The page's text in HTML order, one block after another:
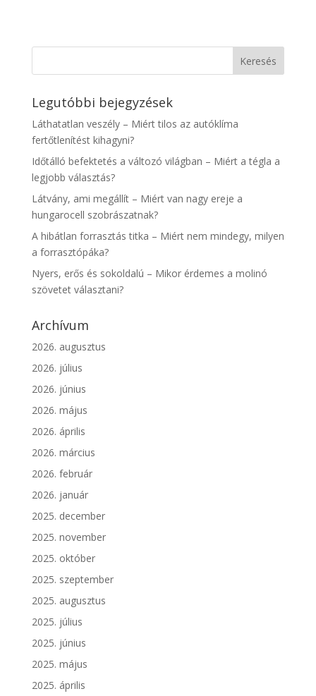
Legutóbbi bejegyzések
Láthatatlan veszély – Miért tilos az autóklíma
fertőtlenítést kihagyni?
Időtálló befektetés a változó világban – Miért a tégla a
legjobb választás?
Látvány, ami megállít – Miért van nagy ereje a
hungarocell szobrászatnak?
A hibátlan forrasztás titka – Miért nem mindegy, milyen
a forrasztópáka?
Nyers, erős és sokoldalú – Mikor érdemes a molinó
szövetet választani?
Archívum
2026. augusztus
2026. július
2026. június
2026. május
2026. április
2026. március
2026. február
2026. január
2025. december
2025. november
2025. október
2025. szeptember
2025. augusztus
2025. július
2025. június
2025. május
2025. április